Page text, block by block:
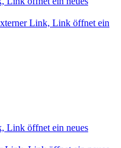
Link, Link öffnet ein
Link öffnet ein neues